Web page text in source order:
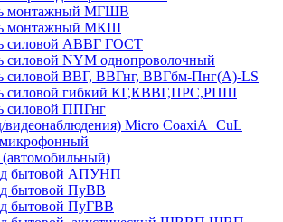
монтажный МГШВ
монтажный МКШ
силовой АВВГ ГОСТ
силовой NYM однопроволочный
силовой ВВГ, ВВГнг, ВВГбм-Пнг(А)-LS
силовой гибкий КГ,КВВГ,ПРС,РПШ
силовой ППГнг
Micro CoaxiA+CuL
бытовой АПУНП
бытовой ПуВВ
бытовой ПуГВВ